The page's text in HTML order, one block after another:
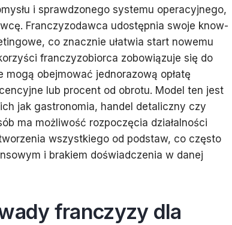
i sprawdzonego systemu operacyjnego,
Franczyzodawca udostępnia swoje know-
co znacznie ułatwia start nowemu
franczyzobiorca zobowiązuje się do
mogą obejmować jednorazową opłatę
lub procent od obrotu. Model ten jest
jak gastronomia, handel detaliczny czy
ma możliwość rozpoczęcia działalności
wszystkiego od podstaw, co często
i brakiem doświadczenia w danej
franczyzy dla